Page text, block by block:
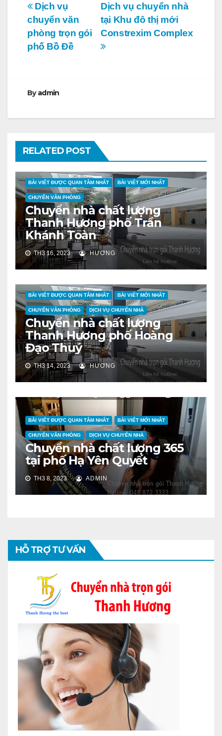
Điều
hướng
bài
Dịch vụ chuyển nhà
tại Khu đô thị mới
Constrexim Complex
Dịch vụ
chuyển văn
phòng trọn gói
phố Bồ Đề
Byadmin
RELATED POST
BÀI VIẾT ĐƯỢC QUAN TÂM NHẤT BÀI VIẾT MỚI NHẤT
CHUYỂN VĂN PHÒNG
Chuyển nhà chất lượng
Thanh Hương phố Trần
Khánh Toàn
TH3 16, 2023 HƯƠNG
BÀI VIẾT ĐƯỢC QUAN TÂM NHẤT BÀI VIẾT MỚI NHẤT
CHUYỂN VĂN PHÒNG DỊCH VỤ CHUYỂN NHÀ
Chuyển nhà chất lượng
Thanh Hương phố Hoàng
Đạo Thuý
TH3 14, 2023 HƯƠNG
BÀI VIẾT ĐƯỢC QUAN TÂM NHẤT BÀI VIẾT MỚI NHẤT
CHUYỂN VĂN PHÒNG DỊCH VỤ CHUYỂN NHÀ
Chuyển nhà chất lượng 365
tại phố Hạ Yên Quyết
TH3 8, 2023 ADMIN
HỖ TRỢ TƯ VẤN